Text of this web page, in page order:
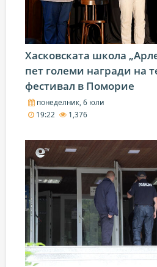
Хасковската школа
пет големи награди на
фестивал в Поморие
понеделник, 6 юли
19:22
1,376